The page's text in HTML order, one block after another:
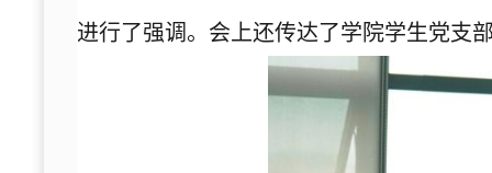
进行了强调。会上还传达了学院学生党支